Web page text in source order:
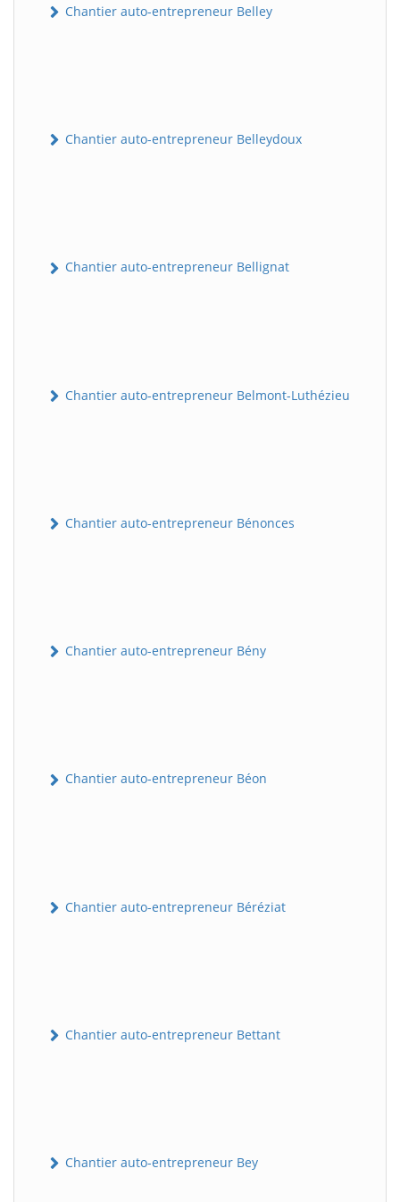
Chantier auto-entrepreneur Belley
Chantier auto-entrepreneur Belleydoux
Chantier auto-entrepreneur Bellignat
Chantier auto-entrepreneur Belmont-Luthézieu
Chantier auto-entrepreneur Bénonces
Chantier auto-entrepreneur Bény
Chantier auto-entrepreneur Béon
Chantier auto-entrepreneur Béréziat
Chantier auto-entrepreneur Bettant
Chantier auto-entrepreneur Bey